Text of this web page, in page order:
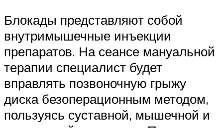
Блокады представляют собой
внутримышечные инъекции
препаратов. На сеансе мануальной
терапии специалист будет
вправлять позвоночную грыжу
диска безоперационным методом,
пользуясь суставной, мышечной и